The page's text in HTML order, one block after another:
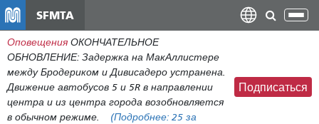
содержанию
SFMTA
Оповещения ОКОНЧАТЕЛЬНОЕ
ОБНОВЛЕНИЕ: Задержка на МакАллистере
между Бродериком и Дивисадеро устранена.
Движение автобусов 5 и 5R в направлении
центра и из центра города возобновляется
в обычном режиме.
(Подробнее: 25 за
Подписаться